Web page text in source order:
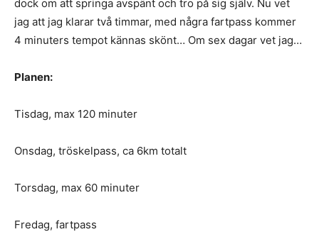
dock om att springa avspänt och tro på sig själv. Nu vet
jag att jag klarar två timmar, med några fartpass kommer
4 minuters tempot kännas skönt… Om sex dagar vet jag…
Planen:
Tisdag, max 120 minuter
Onsdag, tröskelpass, ca 6km totalt
Torsdag, max 60 minuter
Fredag, fartpass